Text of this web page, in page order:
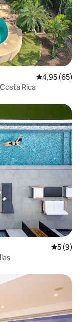
4,95 de uma
4,95 (65)
Rica
5 de
5 (9)